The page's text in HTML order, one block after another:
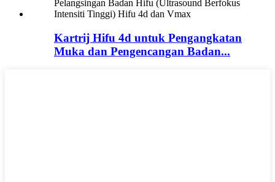
Kartrij Hifu 4d untuk Pengangkatan
Muka dan Pengencangan Badan...